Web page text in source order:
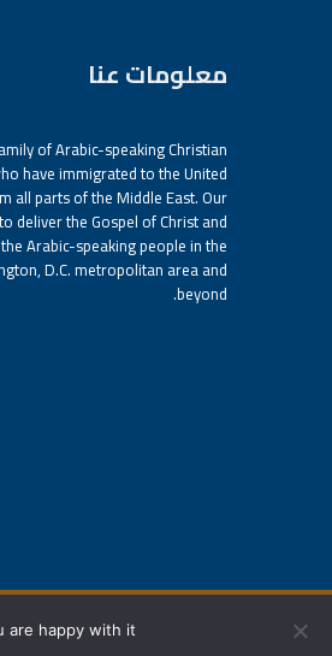
معلومات عنا
of Arabic-speaking Christian
have immigrated to the United
all parts of the Middle East. Our
deliver the Gospel of Christ and
Arabic-speaking people in the
D.C. metropolitan area and
beyond.
happy with it.